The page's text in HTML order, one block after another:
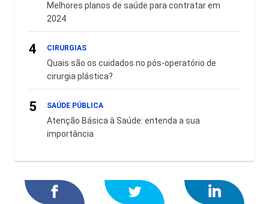
Melhores planos de saúde para contratar em
2024
4 CIRURGIAS
Quais são os cuidados no pós-operatório de
cirurgia plástica?
5 SAÚDE PÚBLICA
Atenção Básica à Saúde: entenda a sua
importância